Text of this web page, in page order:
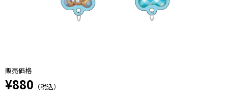
販売価格
¥880 （税込）